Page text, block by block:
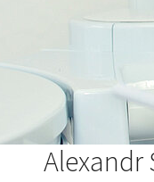
Alexandr